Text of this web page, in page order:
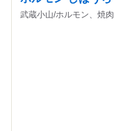
武蔵小山/ホルモン、焼肉